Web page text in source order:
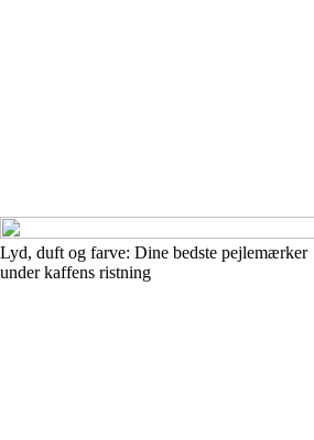
Lyd, duft og farve: Dine bedste pejlemærker
under kaffens ristning